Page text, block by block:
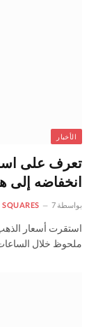
الأخبار
تعرف على
انخفاضه إلى
بواسطة 7 سبتمبر، 2024
استقرت أسعار
ملحوظ خلال